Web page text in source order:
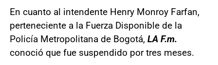
En cuanto al intendente Henry Monroy Farfan,
perteneciente a la Fuerza Disponible de la
Policía Metropolitana de Bogotá, LA F.m.
conoció que fue suspendido por tres meses.